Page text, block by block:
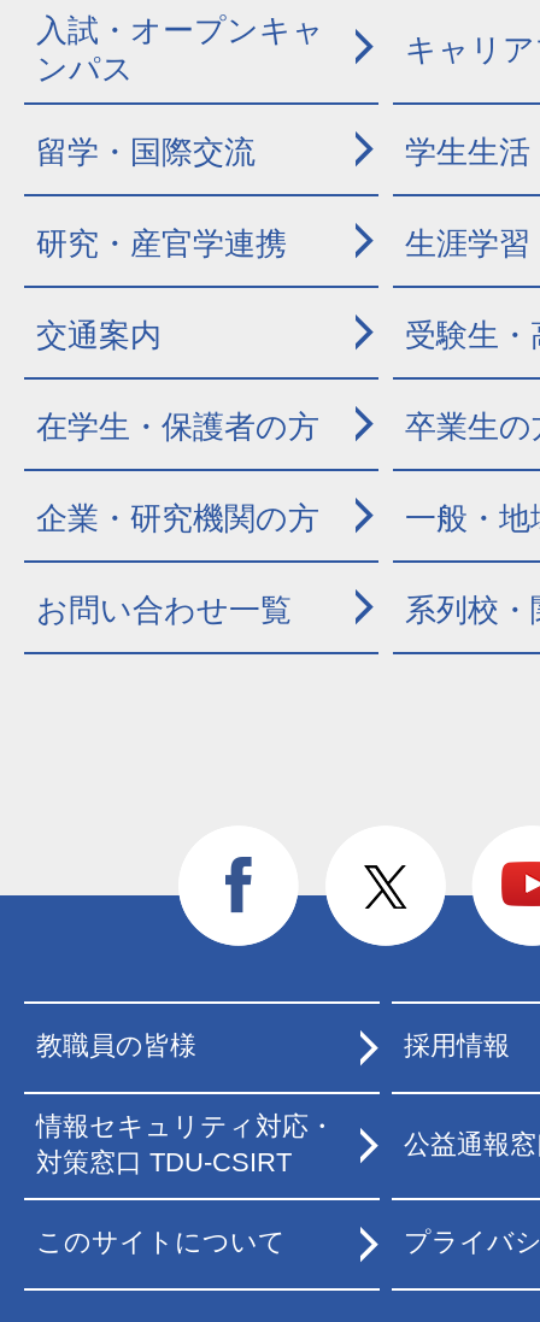
入試・オープンキャ
ンパス
キャリ
留学・国際交流 学生生活
研究・産官学連携 生涯学習
交通案内 受験生
在学生・保護者の方 卒業生の
企業・研究機関の方 一般・地
お問い合わせ一覧 系列校
教職員の皆様 採用情報
情報セキュリティ対応・
対策窓口 TDU-CSIRT
公益通報
このサイトについて プライバ